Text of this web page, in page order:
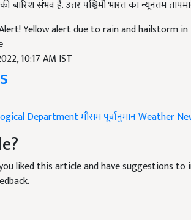
Alert! Yellow alert due to rain and hailstorm
10:17 AM IST
Department
liked this article and have suggestions to